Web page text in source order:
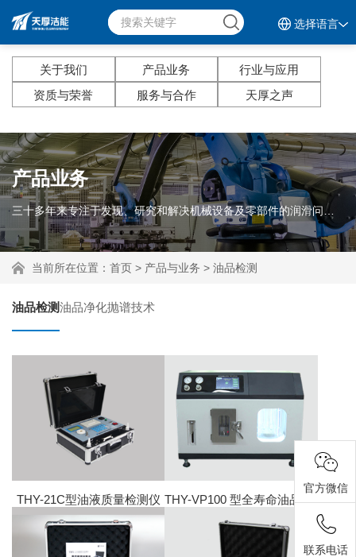
选择语言
关于我们 产品业务
行业与应用
资质与荣誉
服务与合作 天厚之声
产品业务
三十多年来专注于发现、研究和解决机械设备及零部件的润滑问题。
当前所在位置： 首页 > 产品与业务 > 油品检测
油品检测油品净化抛谱技术
THY-21C型油液质量检测仪 THY-VP100 型全寿命油品分析仪
官方微信
联系电话